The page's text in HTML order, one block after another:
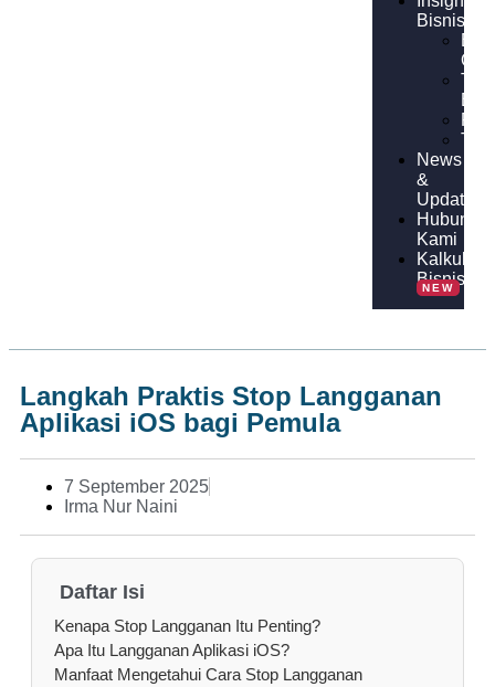
Bisnis
Tips
News
&
Update
Hubungi
Kami
Kalkulator
Bisnis
NEW
Langkah Praktis Stop Langganan
Aplikasi iOS bagi Pemula
7 September 2025
Irma Nur Naini
Daftar Isi
Kenapa Stop Langganan Itu Penting?
Apa Itu Langganan Aplikasi iOS?
Manfaat Mengetahui Cara Stop Langganan